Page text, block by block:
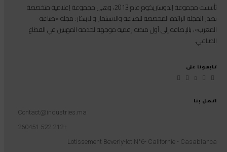
اتصل بنا
Contact@industries.ma
+212 522 260451
Lotissement Beverly-lot N°6- Californie - Casablanca
تأسست مجموعة إندوستريكوم عام 2013، وهي مجموعة إعلامية متخصصة
تصدر المجلة الرائدة المخصصة للصناعة والاستثمار والابتكار: مجلة «صناعة
المغرب»، بالإضافة إلى أول منصة رقمية موجهة لخدمة المهنيين في القطاع
الصناعي.
تابعونا على